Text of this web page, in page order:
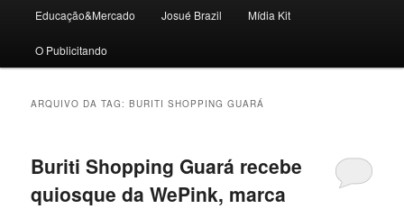
Educação&Mercado Josué Brazil Mídia Kit
O Publicitando
ARQUIVO DA TAG:BURITI SHOPPING GUARÁ
Buriti Shopping Guará recebe
quiosque da WePink, marca